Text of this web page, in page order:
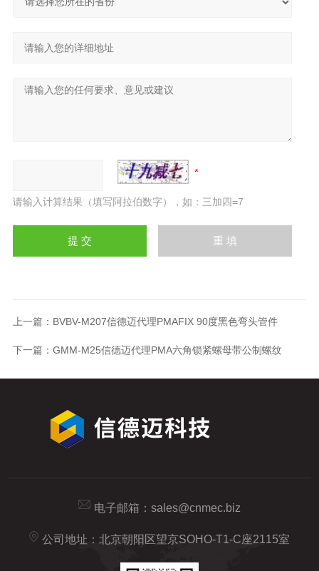
请输入计算结果（填写阿拉伯数字），如：三加四=7
上一篇： BVBV-M207信德迈代理PMAFIX 90度黑色弯头管件
下一篇： GMM-M25信德迈代理PMA六角锁紧螺母带公制螺纹
电子邮箱： sales@cnmec.biz
公司地址：北京朝阳区望京SOHO-T1-C座2115室